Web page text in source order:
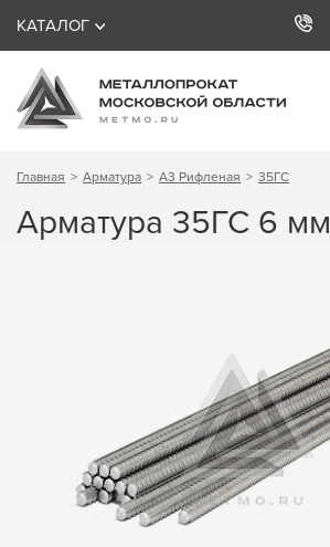
КАТАЛОГ
Главная Арматура А3 Рифленая 35ГС
Арматура 35ГС 6 мм